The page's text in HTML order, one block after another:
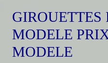
GIROUETTES
MODELE
MODELE